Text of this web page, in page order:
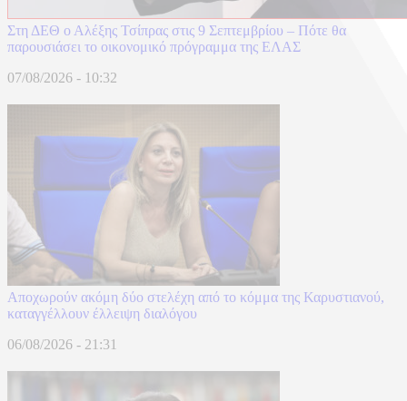
Στη ΔΕΘ ο Αλέξης Τσίπρας στις 9 Σεπτεμβρίου – Πότε θα
παρουσιάσει το οικονομικό πρόγραμμα της ΕΛΑΣ
07/08/2026 - 10:32
Αποχωρούν ακόμη δύο στελέχη από το κόμμα της Καρυστιανού,
καταγγέλλουν έλλειψη διαλόγου
06/08/2026 - 21:31